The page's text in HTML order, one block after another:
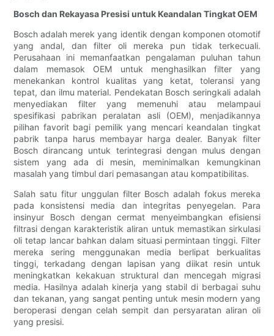
Bosch dan Rekayasa Presisi untuk Keandalan Tingkat OEM
Bosch adalah merek yang identik dengan komponen otomotif
yang andal, dan filter oli mereka pun tidak terkecuali.
Perusahaan ini memanfaatkan pengalaman puluhan tahun
dalam memasok OEM untuk menghasilkan filter yang
menekankan kontrol kualitas yang ketat, toleransi yang
tepat, dan ilmu material. Pendekatan Bosch seringkali adalah
menyediakan filter yang memenuhi atau melampaui
spesifikasi pabrikan peralatan asli (OEM), menjadikannya
pilihan favorit bagi pemilik yang mencari keandalan tingkat
pabrik tanpa harus membayar harga dealer. Banyak filter
Bosch dirancang untuk terintegrasi dengan mulus dengan
sistem yang ada di mesin, meminimalkan kemungkinan
masalah yang timbul dari pemasangan atau kompatibilitas.
Salah satu fitur unggulan filter Bosch adalah fokus mereka
pada konsistensi media dan integritas penyegelan. Para
insinyur Bosch dengan cermat menyeimbangkan efisiensi
filtrasi dengan karakteristik aliran untuk memastikan sirkulasi
oli tetap lancar bahkan dalam situasi permintaan tinggi. Filter
mereka sering menggunakan media berlipat berkualitas
tinggi, terkadang dengan lapisan yang diikat resin untuk
meningkatkan kekakuan struktural dan mencegah migrasi
media. Hasilnya adalah kinerja yang stabil di berbagai suhu
dan tekanan, yang sangat penting untuk mesin modern yang
beroperasi dengan celah sempit dan persyaratan aliran oli
yang presisi.